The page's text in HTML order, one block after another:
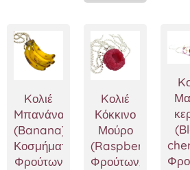
Kολιέ
Mπανάνα
(Banana),
Κοσμήματα
Φρούτων
Kολιέ
Κόκκινο
Μούρο
Φρούτων,